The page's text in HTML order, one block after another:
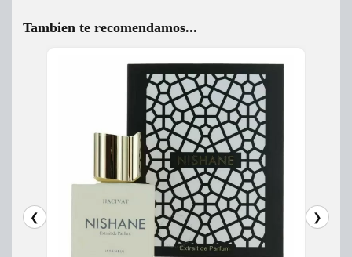
Tambien te recomendamos...
❮ ❯